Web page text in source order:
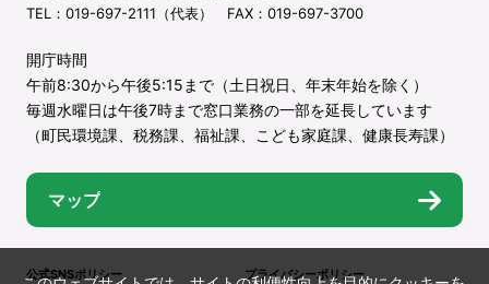
TEL：019-697-2111（代表） FAX：019-697-3700
開庁時間
午前8:30から午後5:15まで（土日祝日、年末年始を除く）
毎週水曜日は午後7時まで窓口業務の一部を延長しています
（町民環境課、税務課、福祉課、こども家庭課、健康長寿課）
マップ
公式SNSポリシー プライバシーポリシー